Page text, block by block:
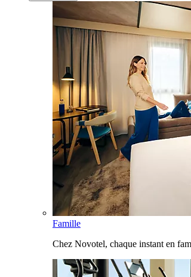
Famille
Chez Novotel, chaque instant en